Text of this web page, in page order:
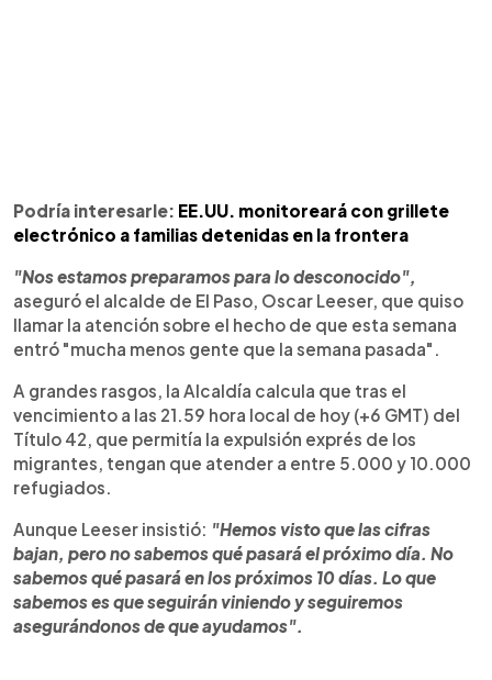
Podría interesarle: EE.UU. monitoreará con grillete
electrónico a familias detenidas en la frontera
"Nos estamos preparamos para lo desconocido",
aseguró el alcalde de El Paso, Oscar Leeser, que quiso
llamar la atención sobre el hecho de que esta semana
entró "mucha menos gente que la semana pasada".
A grandes rasgos, la Alcaldía calcula que tras el
vencimiento a las 21.59 hora local de hoy (+6 GMT) del
Título 42, que permitía la expulsión exprés de los
migrantes, tengan que atender a entre 5.000 y 10.000
refugiados.
Aunque Leeser insistió: "Hemos visto que las cifras
bajan, pero no sabemos qué pasará el próximo día. No
sabemos qué pasará en los próximos 10 días. Lo que
sabemos es que seguirán viniendo y seguiremos
asegurándonos de que ayudamos".